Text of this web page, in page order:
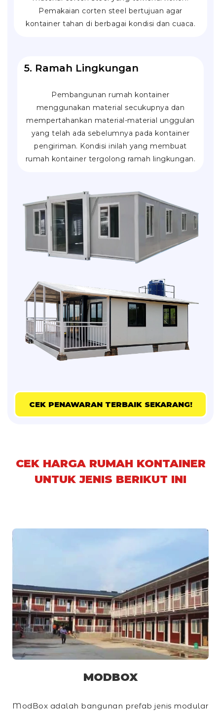
Pemakaian corten steel bertujuan agar
kontainer tahan di berbagai kondisi dan cuaca.
5. Ramah Lingkungan
Pembangunan rumah kontainer
menggunakan material secukupnya dan
mempertahankan material-material unggulan
yang telah ada sebelumnya pada kontainer
pengiriman. Kondisi inilah yang membuat
rumah kontainer tergolong ramah lingkungan.
CEK PENAWARAN TERBAIK SEKARANG!
CEK HARGA RUMAH KONTAINER
UNTUK JENIS BERIKUT INI
MODBOX
ModBox adalah bangunan prefab jenis modular